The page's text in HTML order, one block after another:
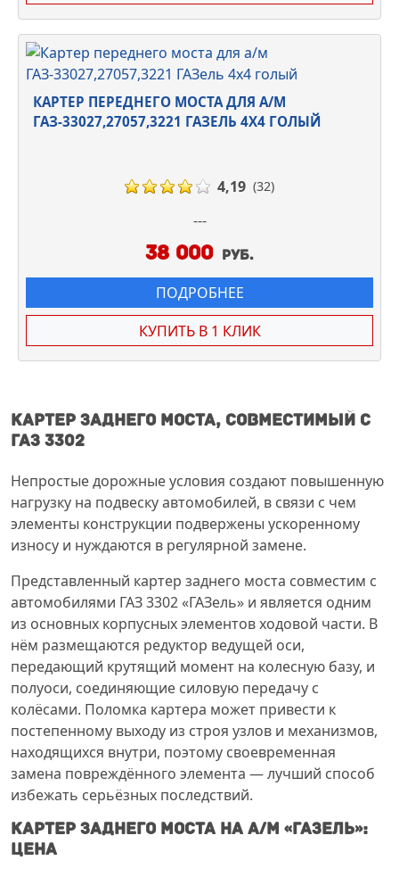
КАРТЕР ПЕРЕДНЕГО МОСТА ДЛЯ А/М
ГАЗ-33027,27057,3221 ГАЗЕЛЬ 4Х4 ГОЛЫЙ
4,19 (32)
---
38 000 руб.
ПОДРОБНЕЕ
КУПИТЬ В 1 КЛИК
Картер заднего моста, совместимый с
ГАЗ 3302
Непростые дорожные условия создают повышенную
нагрузку на подвеску автомобилей, в связи с чем
элементы конструкции подвержены ускоренному
износу и нуждаются в регулярной замене.
Представленный картер заднего моста совместим с
автомобилями ГАЗ 3302 «ГАЗель» и является одним
из основных корпусных элементов ходовой части. В
нём размещаются редуктор ведущей оси,
передающий крутящий момент на колесную базу, и
полуоси, соединяющие силовую передачу с
колёсами. Поломка картера может привести к
постепенному выходу из строя узлов и механизмов,
находящихся внутри, поэтому своевременная
замена повреждённого элемента — лучший способ
избежать серьёзных последствий.
Картер заднего моста на а/м «Газель»:
цена